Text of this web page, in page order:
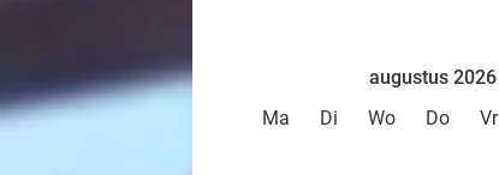
augustus 2026
Ma
Di Wo Do Vr